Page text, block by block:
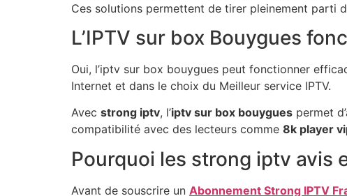
Ces solutions permettent de tirer pleinement parti
L’IPTV sur box Bouygues
Oui, l’iptv sur box bouygues peut fonctionner
Internet et dans le choix du Meilleur service IPTV.
Avec strong iptv, l’iptv sur box bouygues permet
compatibilité avec des lecteurs comme 8k player
Pourquoi les strong iptv avis
Avant de souscrire un Abonnement Strong IPTV